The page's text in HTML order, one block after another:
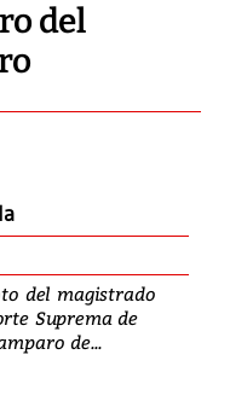
del
del magistrado
Suprema de
de...